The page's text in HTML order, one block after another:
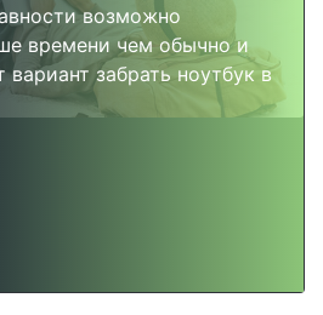
возможно
времени чем обычно и
забрать ноутбук в